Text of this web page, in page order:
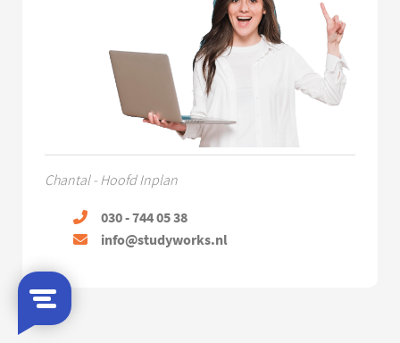
Chantal - Hoofd Inplan
030 - 744 05 38
info@studyworks.nl